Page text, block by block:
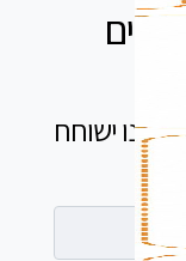
שלנו ישוחח